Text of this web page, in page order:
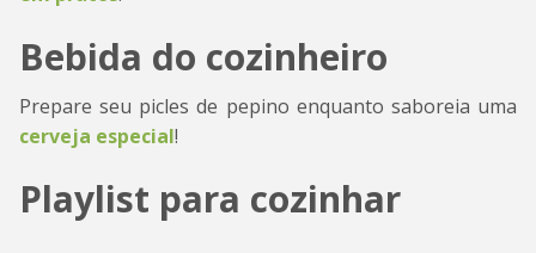
Bebida do cozinheiro
Prepare seu picles de pepino enquanto saboreia uma
cerveja especial!
Playlist para cozinhar